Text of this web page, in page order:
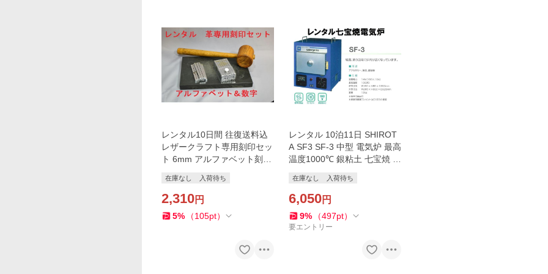
レンタル10日間 往復送料込
レザークラフト専用刻印セッ
ト 6mm アルファベット刻印
クラフト社
在庫なし 入荷待ち
2,310円
5% （105pt）
レンタル 10泊11日 SHIROT
A SF3 SF-3 中型 電気炉 最高
温度1000℃ 銀粘土 七宝焼 フ
シルバー粘土 電気釜 七宝焼
き オーブン
在庫なし 入荷待ち
6,050円
9% （497pt）
要エントリー